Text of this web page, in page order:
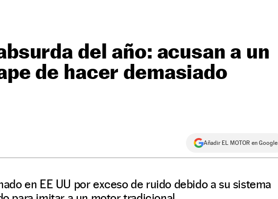
del año: acusan a un
de hacer demasiado
Añadir EL MOTOR en Google
en EE UU por exceso de ruido debido a su sistema